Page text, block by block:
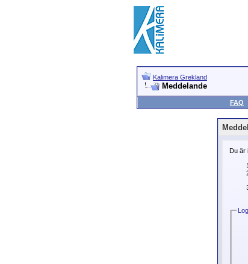
Kalimera Grekland
Meddelande
FAQ
Du är